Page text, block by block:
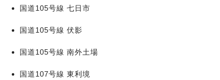
国道105号線 七日市
国道105号線 伏影
国道105号線 南外土場
国道107号線 東利境